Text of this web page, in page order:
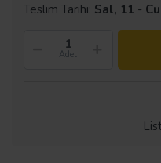
Teslim Tarihi: Sal, 11 -
Adet